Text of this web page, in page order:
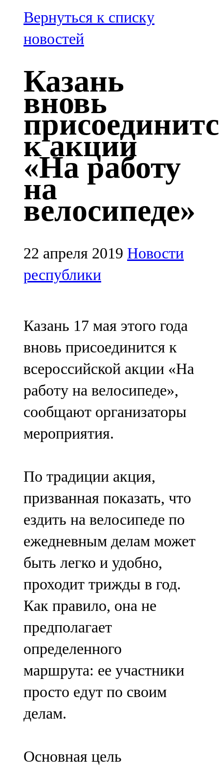
100,3 FM
Зәй
106,6 FM
Кадыбаш
105,2 FM
Казан
91,5 FM
Кайбыч
106,1 FM
Кама тамагы
71,51 FM
Кукмара
107,9 FM
Лениногорский
Мамадыш
106,2 FM
Минзәлә
107,3 FM
Мөслим
100,0 FM
104,7 FM
Олы Әтнә
71,42 FM
Сарман
107,8 FM
Теләче
106,1 FM
Түбән Кама
102,6 FM
Чирмешән
107,7 FM
Чистай
Чүпрәле
Вернуться к списку
новостей
Казань
вновь
к акции
«На работу
на
велосипеде»
22 апреля 2019 Новости
республики
Казань 17 мая этого года
вновь присоединится к
всероссийской акции «На
работу на велосипеде»,
сообщают организаторы
мероприятия.
По традиции акция,
призванная показать, что
ездить на велосипеде по
ежедневным делам может
быть легко и удобно,
проходит трижды в год.
Как правило, она не
предполагает
определенного
маршрута: ее участники
просто едут по своим
делам.
Основная цель